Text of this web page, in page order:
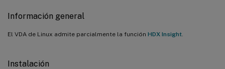
Información general
El VDA de Linux admite parcialmente la función HDX Insight
Instalación